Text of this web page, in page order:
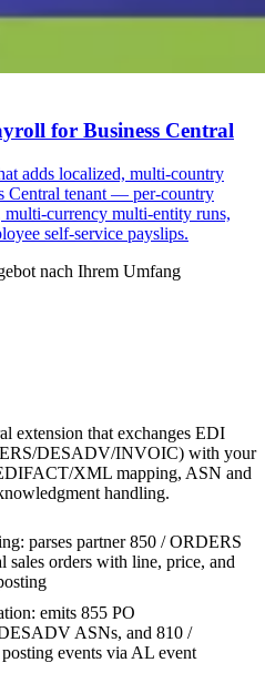
for Business Central
adds localized, multi-country
Central tenant — per-country
currency multi-entity runs,
self-service payslips.
nach Ihrem Umfang
extension that exchanges EDI
DESADV/INVOIC) with your
XML mapping, ASN and
handling.
parses partner 850 / ORDERS
sales orders with line, price, and
emits 855 PO
ASNs, and 810 /
events via AL event